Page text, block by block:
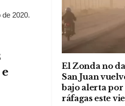
2020.
El Zonda no
San Juan
bajo alerta
ráfagas este